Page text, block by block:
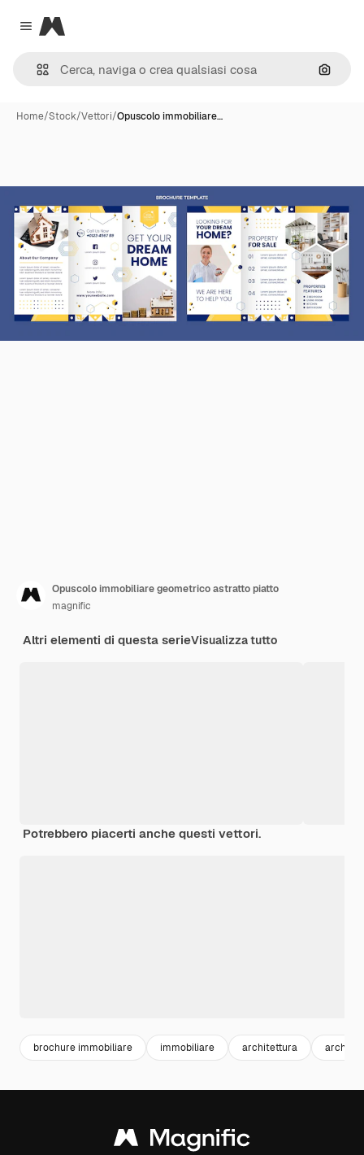
Close menu
Magnific
Cerca
Home/Stock/Vettori/Opuscolo immobiliare…
Opuscolo immobiliare geometrico astratto piatto
magnific
Altri elementi di questa serieVisualizza tutto
Potrebbero piacerti anche questi vettori.
brochure immobiliare immobiliare architettura